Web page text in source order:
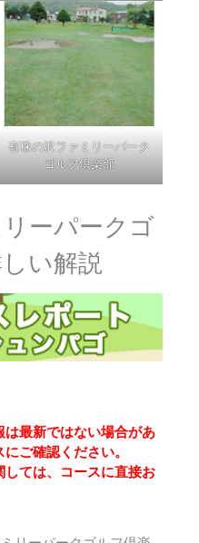
有珠の沢ファミリーパーク
ゴルフ倶楽部
ーパークゴ
い解説
は最新ではない場合があ
ご確認ください。
しては、コースに直接お